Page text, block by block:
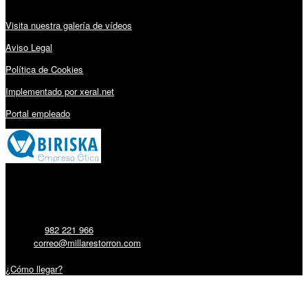
Visita nuestra galería de vídeos
Aviso Legal
Política de Cookies
Implementado por xeral.net
Portal empleado
982 221 966
correo@millarestorron.com
¿Cómo llegar?